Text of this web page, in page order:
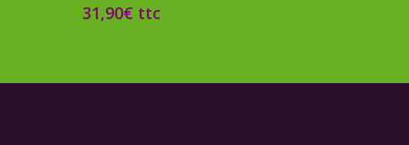
31,90€ ttc